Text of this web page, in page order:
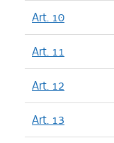
Art. 10
Art. 11
Art. 12
Art. 13